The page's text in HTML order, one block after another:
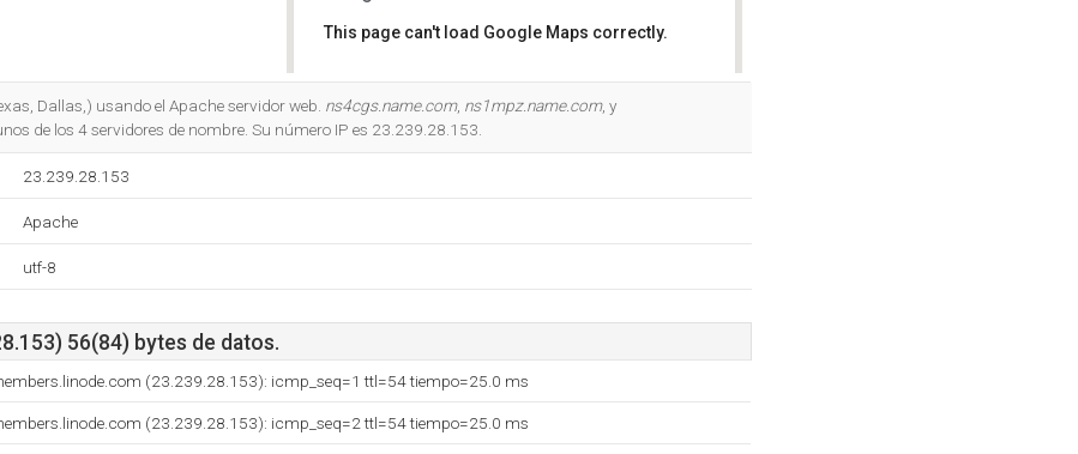
This page can't load Google Maps correctly.
Dallas,) usando el Apache servidor web. ns4cgs.name.com, ns1mpz.name.com, y
de los 4 servidores de nombre. Su número IP es 23.239.28.153.
23.239.28.153
Apache
utf-8
56(84) bytes de datos.
(23.239.28.153): icmp_seq=1 ttl=54 tiempo=25.0 ms
(23.239.28.153): icmp_seq=2 ttl=54 tiempo=25.0 ms